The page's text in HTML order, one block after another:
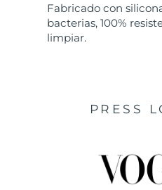
Fabricado con
bacterias, 100%
limpiar.
PRESS